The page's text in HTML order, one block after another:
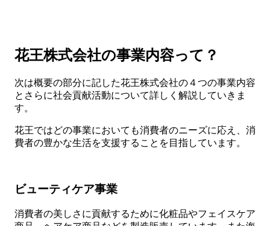
花王株式会社の事業内容って？
次は概要の部分に記した花王株式会社の４つの事業内容
とさらに社会貢献活動について詳しく解説していきま
す。
花王ではどの事業においても消費者のニーズに応え、消
費者の豊かな生活を支援することを目指しています。
ビューティケア事業
消費者の美しさに貢献するために化粧品やフェイスケア